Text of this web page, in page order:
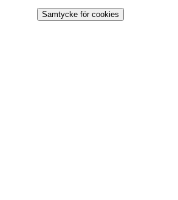
Samtycke för cookies